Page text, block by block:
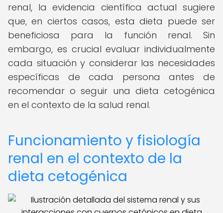
renal, la evidencia científica actual sugiere
que, en ciertos casos, esta dieta puede ser
beneficiosa para la función renal. Sin
embargo, es crucial evaluar individualmente
cada situación y considerar las necesidades
específicas de cada persona antes de
recomendar o seguir una dieta cetogénica
en el contexto de la salud renal.
Funcionamiento y fisiología
renal en el contexto de la
dieta cetogénica